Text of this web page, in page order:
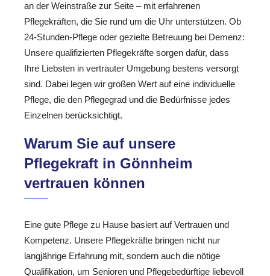
an der Weinstraße zur Seite – mit erfahrenen
Pflegekräften, die Sie rund um die Uhr unterstützen. Ob
24-Stunden-Pflege oder gezielte Betreuung bei Demenz:
Unsere qualifizierten Pflegekräfte sorgen dafür, dass
Ihre Liebsten in vertrauter Umgebung bestens versorgt
sind. Dabei legen wir großen Wert auf eine individuelle
Pflege, die den Pflegegrad und die Bedürfnisse jedes
Einzelnen berücksichtigt.
Warum Sie auf unsere
Pflegekraft in Gönnheim
vertrauen können
Eine gute Pflege zu Hause basiert auf Vertrauen und
Kompetenz. Unsere Pflegekräfte bringen nicht nur
langjährige Erfahrung mit, sondern auch die nötige
Qualifikation, um Senioren und Pflegebedürftige liebevoll